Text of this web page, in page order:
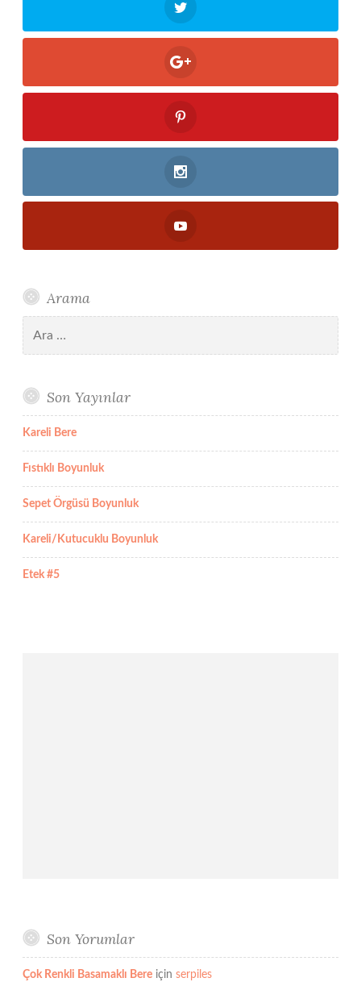
Arama
Son Yayınlar
Kareli Bere
Fıstıklı Boyunluk
Sepet Örgüsü Boyunluk
Kareli/Kutucuklu Boyunluk
Etek #5
Son Yorumlar
Çok Renkli Basamaklı Bere için serpiles